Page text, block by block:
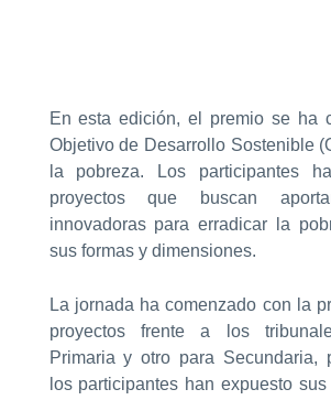
En esta edición, el premio se ha
Objetivo de Desarrollo Sostenible
la pobreza. Los participantes
proyectos que buscan
innovadoras para erradicar la
sus formas y dimensiones.
La jornada ha comenzado con la
proyectos frente a los
Primaria y otro para Secundaria,
los participantes han expuesto